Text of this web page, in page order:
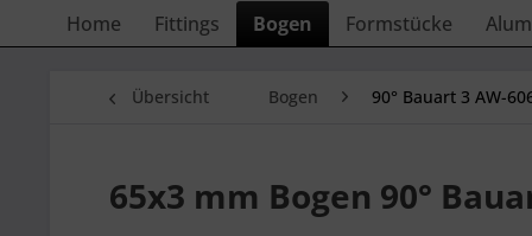
Home Fittings Bogen Formstücke
Übersicht Bogen 90° Bauart 3 AW-
65x3 mm Bogen 90°